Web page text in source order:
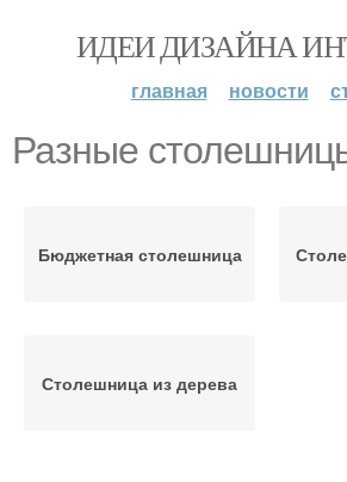
ИДЕИ ДИЗАЙНА
главная новости
Разные
Бюджетная столешница
Столешница из дерева